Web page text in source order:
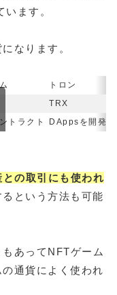
ます。
なります。
トロン
TRX
トラクト DAppsを開発
の取引にも使われ
という方法も可能
あってNFTゲーム
通貨によく使われ